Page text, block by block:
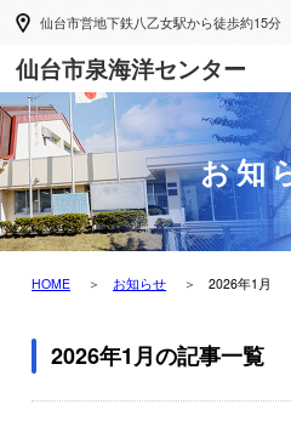
仙台市営地下鉄八乙女駅から徒歩約15分
仙台市泉海洋センター
お知
HOME お知らせ 2026年1月
2026年1月の記事一覧